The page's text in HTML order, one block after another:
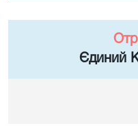
Єдиний